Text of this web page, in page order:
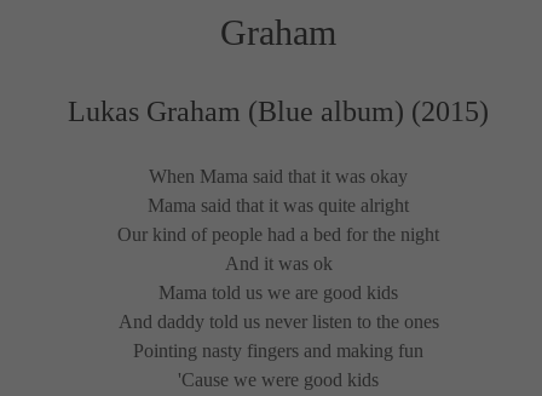
Graham
Lukas Graham (Blue album) (2015)
When Mama said that it was okay
Mama said that it was quite alright
Our kind of people had a bed for the night
And it was ok
Mama told us we are good kids
And daddy told us never listen to the ones
Pointing nasty fingers and making fun
'Cause we were good kids